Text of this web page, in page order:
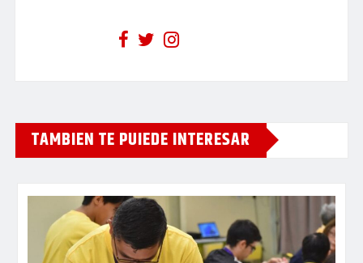
TAMBIEN TE PUIEDE INTERESAR